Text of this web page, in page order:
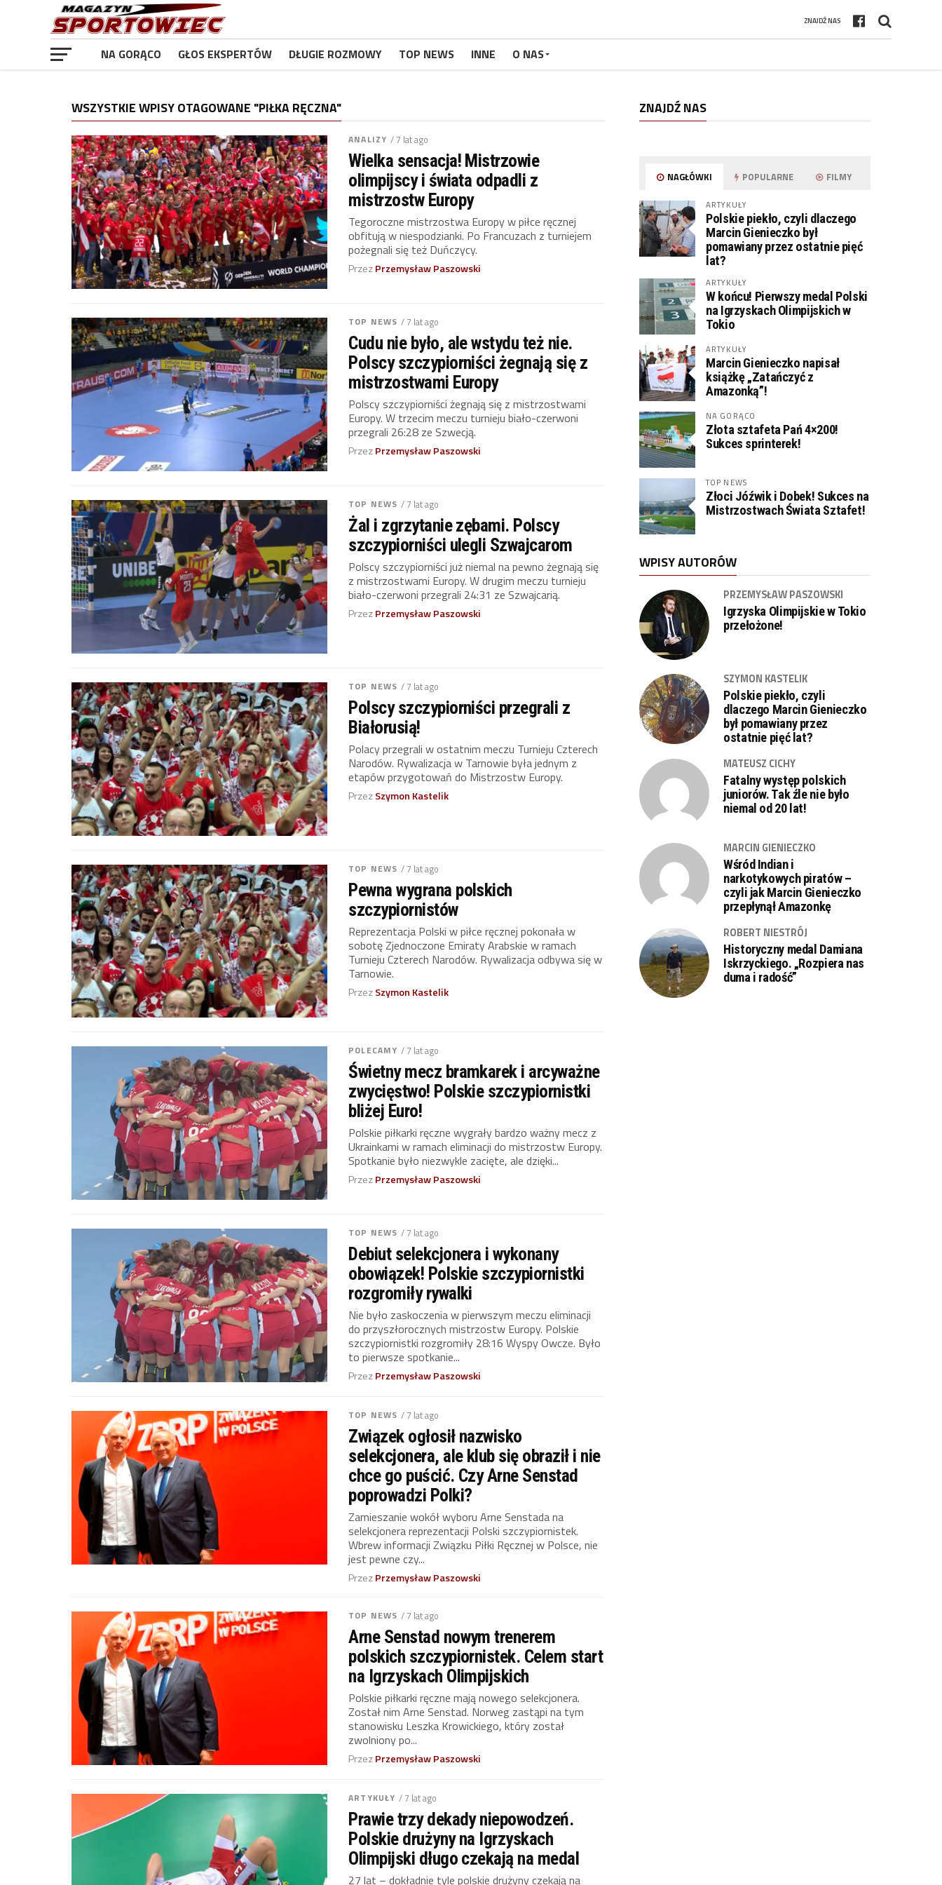
ZNAJDŹ NAS
NA GORĄCO GŁOS EKSPERTÓW DŁUGIE ROZMOWY TOP NEWS INNE O NAS
WSZYSTKIE WPISY OTAGOWANE "PIŁKA RĘCZNA"
ANALIZY / 7 lat ago
Wielka sensacja! Mistrzowie
olimpijscy i świata odpadli z
mistrzostw Europy
Tegoroczne mistrzostwa Europy w piłce ręcznej
obfitują w niespodzianki. Po Francuzach z turniejem
pożegnali się też Duńczycy.
PrzezPrzemysław Paszowski
TOP NEWS / 7 lat ago
Cudu nie było, ale wstydu też nie.
Polscy szczypiorniści żegnają się z
mistrzostwami Europy
Polscy szczypiorniści żegnają się z mistrzostwami
Europy. W trzecim meczu turnieju biało-czerwoni
przegrali 26:28 ze Szwecją.
PrzezPrzemysław Paszowski
TOP NEWS / 7 lat ago
Żal i zgrzytanie zębami. Polscy
szczypiorniści ulegli Szwajcarom
Polscy szczypiorniści już niemal na pewno żegnają się
z mistrzostwami Europy. W drugim meczu turnieju
biało-czerwoni przegrali 24:31 ze Szwajcarią.
PrzezPrzemysław Paszowski
TOP NEWS / 7 lat ago
Polscy szczypiorniści przegrali z
Białorusią!
Polacy przegrali w ostatnim meczu Turnieju Czterech
Narodów. Rywalizacja w Tarnowie była jednym z
etapów przygotowań do Mistrzostw Europy.
PrzezSzymon Kastelik
TOP NEWS / 7 lat ago
Pewna wygrana polskich
szczypiornistów
Reprezentacja Polski w piłce ręcznej pokonała w
sobotę Zjednoczone Emiraty Arabskie w ramach
Turnieju Czterech Narodów. Rywalizacja odbywa się w
Tarnowie.
PrzezSzymon Kastelik
POLECAMY / 7 lat ago
Świetny mecz bramkarek i arcyważne
zwycięstwo! Polskie szczypiornistki
bliżej Euro!
Polskie piłkarki ręczne wygrały bardzo ważny mecz z
Ukrainkami w ramach eliminacji do mistrzostw Europy.
Spotkanie było niezwykle zacięte, ale dzięki...
PrzezPrzemysław Paszowski
TOP NEWS / 7 lat ago
Debiut selekcjonera i wykonany
obowiązek! Polskie szczypiornistki
rozgromiły rywalki
Nie było zaskoczenia w pierwszym meczu eliminacji
do przyszłorocznych mistrzostw Europy. Polskie
szczypiornistki rozgromiły 28:16 Wyspy Owcze. Było
to pierwsze spotkanie...
PrzezPrzemysław Paszowski
TOP NEWS / 7 lat ago
Związek ogłosił nazwisko
selekcjonera, ale klub się obraził i nie
chce go puścić. Czy Arne Senstad
poprowadzi Polki?
Zamieszanie wokół wyboru Arne Senstada na
selekcjonera reprezentacji Polski szczypiornistek.
Wbrew informacji Związku Piłki Ręcznej w Polsce, nie
jest pewne czy...
PrzezPrzemysław Paszowski
TOP NEWS / 7 lat ago
Arne Senstad nowym trenerem
polskich szczypiornistek. Celem start
na Igrzyskach Olimpijskich
Polskie piłkarki ręczne mają nowego selekcjonera.
Został nim Arne Senstad. Norweg zastąpi na tym
stanowisku Leszka Krowickiego, który został
zwolniony po...
PrzezPrzemysław Paszowski
ARTYKUŁY / 7 lat ago
Prawie trzy dekady niepowodzeń.
Polskie drużyny na Igrzyskach
Olimpijski długo czekają na medal
27 lat – dokładnie tyle polskie drużyny czekają na
ZNAJDŹ NAS
NAGŁÓWKI POPULARNE FILMY
ARTYKUŁY
Polskie piekło, czyli dlaczego
Marcin Gienieczko był
pomawiany przez ostatnie pięć
lat?
ARTYKUŁY
W końcu! Pierwszy medal Polski
na Igrzyskach Olimpijskich w
Tokio
ARTYKUŁY
Marcin Gienieczko napisał
książkę „Zatańczyć z
Amazonką”!
NA GORĄCO
Złota sztafeta Pań 4×200!
Sukces sprinterek!
TOP NEWS
Złoci Jóźwik i Dobek! Sukces na
Mistrzostwach Świata Sztafet!
WPISY AUTORÓW
PRZEMYSŁAW PASZOWSKI
Igrzyska Olimpijskie w Tokio
przełożone!
SZYMON KASTELIK
Polskie piekło, czyli
dlaczego Marcin Gienieczko
był pomawiany przez
ostatnie pięć lat?
MATEUSZ CICHY
Fatalny występ polskich
juniorów. Tak źle nie było
niemal od 20 lat!
MARCIN GIENIECZKO
Wśród Indian i
narkotykowych piratów –
czyli jak Marcin Gienieczko
przepłynął Amazonkę
ROBERT NIESTRÓJ
Historyczny medal Damiana
Iskrzyckiego. „Rozpiera nas
duma i radość”